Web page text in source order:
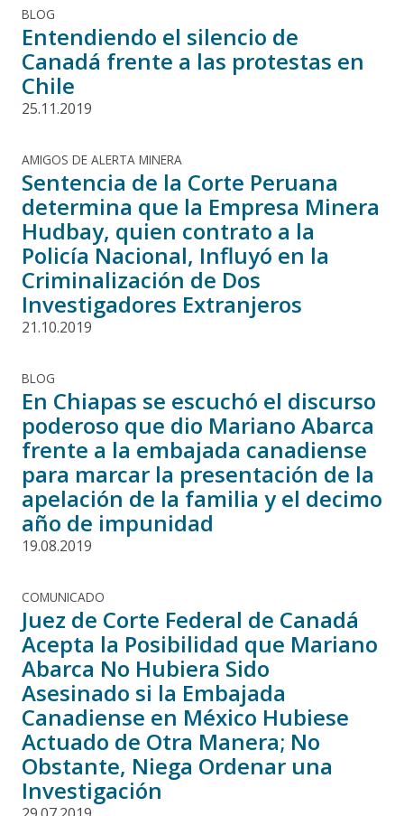
BLOG
Entendiendo el silencio de
Canadá frente a las protestas en
Chile
25.11.2019
AMIGOS DE ALERTA MINERA
Sentencia de la Corte Peruana
determina que la Empresa Minera
Hudbay, quien contrato a la
Policía Nacional, Influyó en la
Criminalización de Dos
Investigadores Extranjeros
21.10.2019
BLOG
En Chiapas se escuchó el discurso
poderoso que dio Mariano Abarca
frente a la embajada canadiense
para marcar la presentación de la
apelación de la familia y el decimo
año de impunidad
19.08.2019
COMUNICADO
Juez de Corte Federal de Canadá
Acepta la Posibilidad que Mariano
Abarca No Hubiera Sido
Asesinado si la Embajada
Canadiense en México Hubiese
Actuado de Otra Manera; No
Obstante, Niega Ordenar una
Investigación